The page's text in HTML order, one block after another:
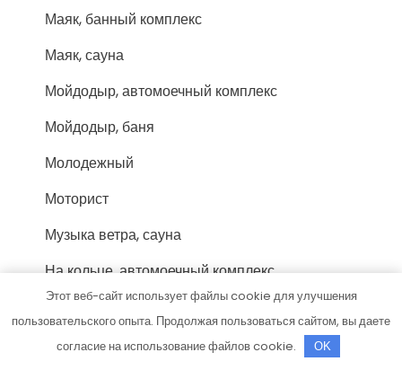
Маяк, банный комплекс
Маяк, сауна
Мойдодыр, автомоечный комплекс
Мойдодыр, баня
Молодежный
Моторист
Музыка ветра, сауна
На кольце, автомоечный комплекс
На сладкой базе, автомойка
Набережные Челны, клиника-санаторий
Этот веб-сайт использует файлы cookie для улучшения
пользовательского опыта. Продолжая пользоваться сайтом, вы даете
согласие на использование файлов cookie.
OK